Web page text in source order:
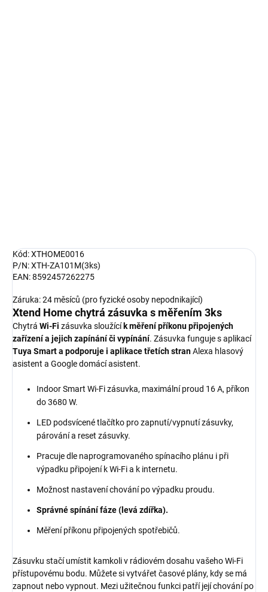
Kód: XTHOME0016
P/N: XTH-ZA101M(3ks)
EAN: 8592457262275
Záruka: 24 měsíců (pro fyzické osoby nepodnikající)
Xtend Home chytrá zásuvka s měřením 3ks
Chytrá Wi-Fi zásuvka sloužící k měření příkonu připojených
zařízení a jejich zapínání či vypínání. Zásuvka funguje s aplikací
Tuya Smart a podporuje i aplikace třetích stranAlexa hlasový
asistent a Google domácí asistent.
Indoor Smart Wi-Fi zásuvka, maximální proud 16 A, příkon
do 3680 W.
LED podsvícené tlačítko pro zapnutí/vypnutí zásuvky,
párování a reset zásuvky.
Pracuje dle naprogramovaného spínacího plánu i při
výpadku připojení k Wi-Fi a k internetu.
Možnost nastavení chování po výpadku proudu.
Správné spínání fáze (levá zdířka).
Měření příkonu připojených spotřebičů.
Zásuvku stačí umístit kamkoli v rádiovém dosahu vašeho Wi-Fi
přístupovému bodu. Můžete si vytvářet časové plány, kdy se má
zapnout nebo vypnout. Mezi užitečnou funkci patří její chování po